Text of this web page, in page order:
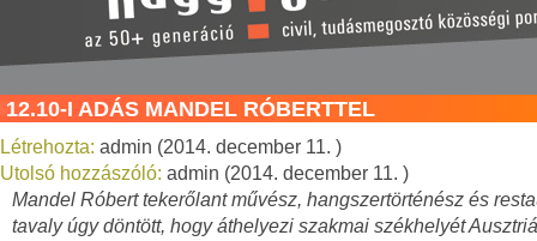
12.10-I ADÁS MANDEL RÓBERTTEL
Létrehozta: admin (2014. december 11. )
Utolsó hozzászóló: admin (2014. december 11. )
Mandel Róbert tekerőlant művész, hangszertörténész és
tavaly úgy döntött, hogy áthelyezi szakmai székhelyét